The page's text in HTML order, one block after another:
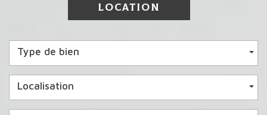
LOCATION
Type de bien
Localisation